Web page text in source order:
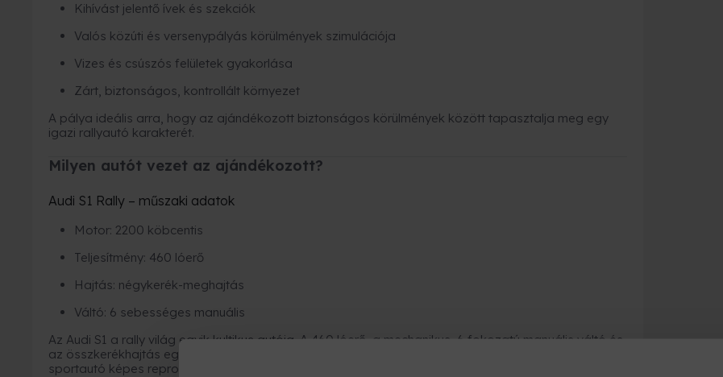
Kihívást jelentő ívek és szekciók
Valós közúti és versenypályás körülmények szimulációja
Vizes és csúszós felületek gyakorlása
Zárt, biztonságos, kontrollált környezet
A pálya ideális arra, hogy az ajándékozott biztonságos körülmények között tapasztalja meg egy
igazi rallyautó karakterét.
Milyen autót vezet az ajándékozott?
Audi S1 Rally – műszaki adatok
Motor: 2200 köbcentis
Teljesítmény: 460 lóerő
Hajtás: négykerék-meghajtás
Váltó: 6 sebességes manuális
Az Audi S1 a rally világ egyik kultikus autója. A 460 lóerő, a mechanikus, 6 fokozatú manuális váltó és
az összkerékhajtás együtt olyan nyers, közvetlen vezetési élményt ad, amelyet kevés modern
sportautó képes reprodukálni.